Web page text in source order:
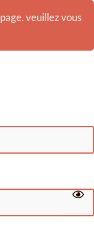
veuillez vous